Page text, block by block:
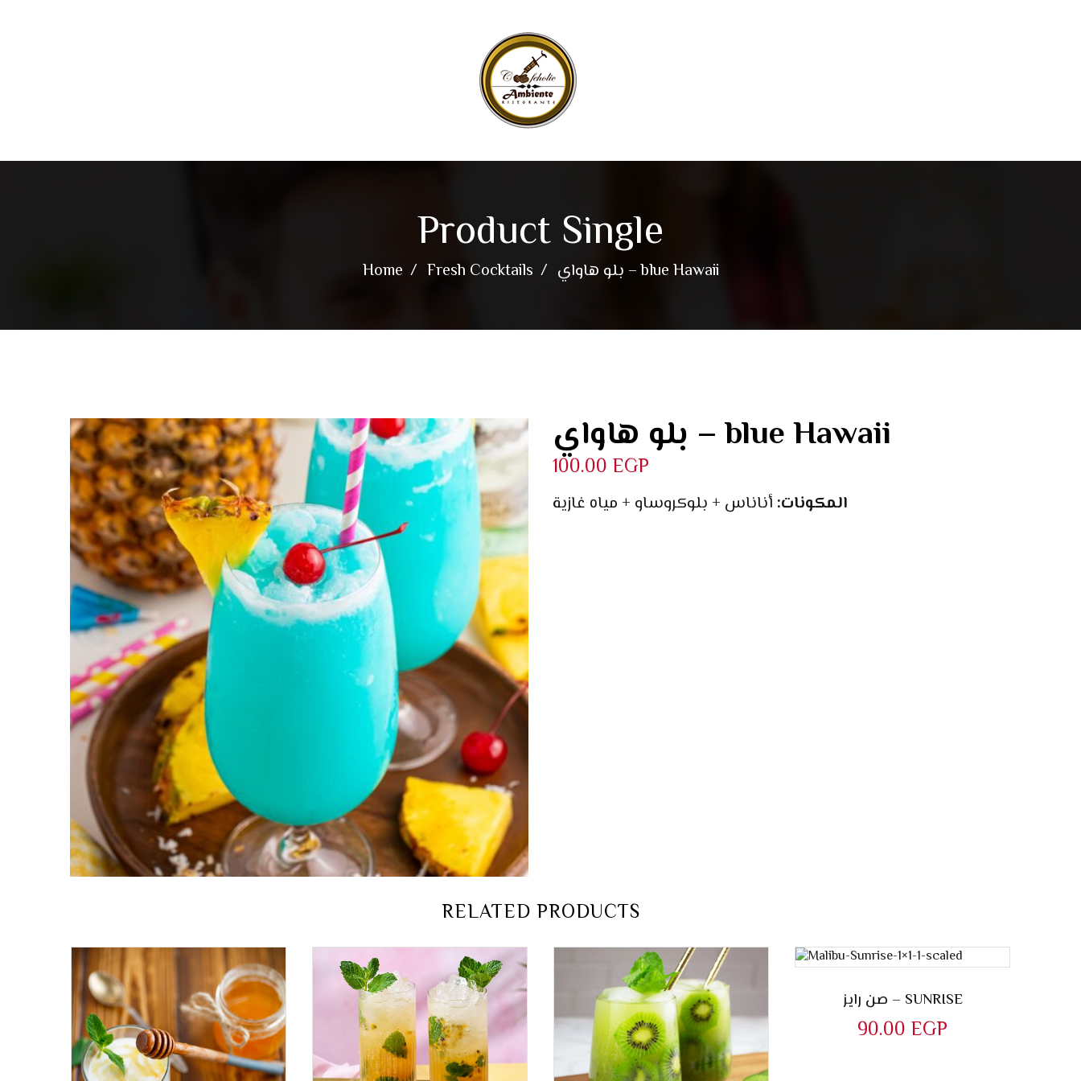
Product Single
Home Fresh Cocktails بلو هاواي – blue Hawaii
بلو هاواي – blue Hawaii
100.00 EGP
المكونات: أناناس + بلوكروساو + مياه غازية
RELATED PRODUCTS
صن رايز – SUNRISE
90.00 EGP